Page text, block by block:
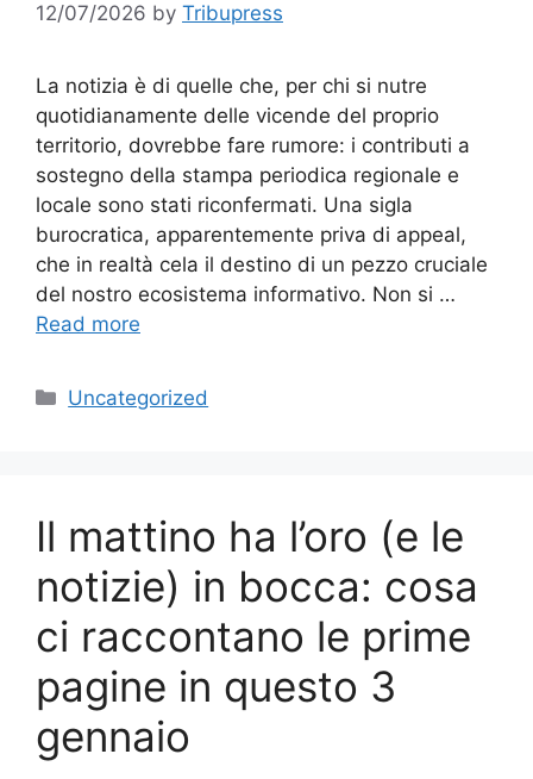
12/07/2026 by Tribupress
La notizia è di quelle che, per chi si nutre
quotidianamente delle vicende del proprio
territorio, dovrebbe fare rumore: i contributi a
sostegno della stampa periodica regionale e
locale sono stati riconfermati. Una sigla
burocratica, apparentemente priva di appeal,
che in realtà cela il destino di un pezzo cruciale
del nostro ecosistema informativo. Non si …
Read more
Categories
Uncategorized
Il mattino ha l’oro (e le
notizie) in bocca: cosa
ci raccontano le prime
pagine in questo 3
gennaio